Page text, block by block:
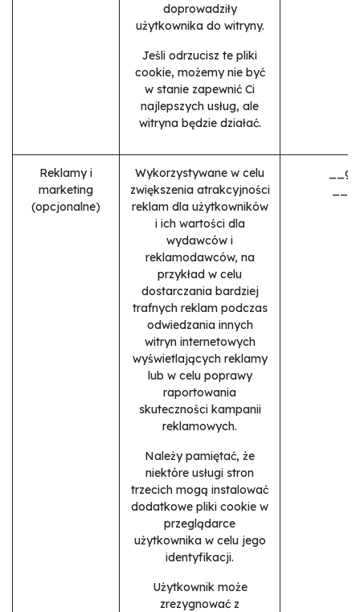
doprowadziły
użytkownika do witryny.
Jeśli odrzucisz te pliki
cookie, możemy nie być
w stanie zapewnić Ci
najlepszych usług, ale
witryna będzie działać.
Reklamy i
marketing
(opcjonalne)
Wykorzystywane w celu
zwiększenia atrakcyjności
reklam dla użytkowników
i ich wartości dla
wydawców i
reklamodawców, na
przykład w celu
dostarczania bardziej
trafnych reklam podczas
odwiedzania innych
witryn internetowych
wyświetlających reklamy
lub w celu poprawy
raportowania
skuteczności kampanii
reklamowych.
Należy pamiętać, że
niektóre usługi stron
trzecich mogą instalować
dodatkowe pliki cookie w
przeglądarce
użytkownika w celu jego
identyfikacji.
Użytkownik może
zrezygnować z